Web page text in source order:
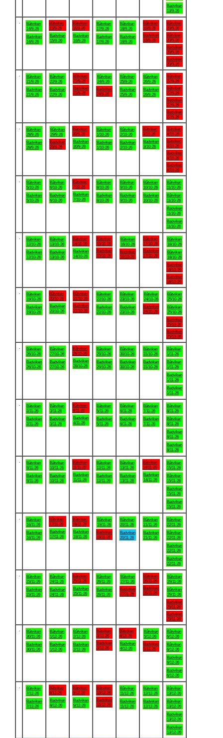
Badviken
13/9-26
Båtviken
14/9-26
Badviken
14/9-26
Båtviken
15/9-26
Badviken
15/9-26
Båtviken
16/9-26
Badviken
16/9-26
Båtviken
17/9-26
Badviken
17/9-26
Båtviken
18/9-26
Badviken
18/9-26
Båtviken
19/9-26
Badviken
19/9-26
Båtviken
20/9-26
Båtviken
20/9-26
Badviken
20/9-26
Badviken
20/9-26
Båtviken
21/9-26
Badviken
21/9-26
Båtviken
22/9-26
Badviken
22/9-26
Båtviken
23/9-26
Badviken
23/9-26
Båtviken
24/9-26
Badviken
24/9-26
Båtviken
25/9-26
Badviken
25/9-26
Båtviken
26/9-26
Badviken
26/9-26
Båtviken
27/9-26
Båtviken
27/9-26
Badviken
27/9-26
Badviken
27/9-26
Båtviken
28/9-26
Badviken
28/9-26
Båtviken
29/9-26
Badviken
29/9-26
Båtviken
30/9-26
Badviken
30/9-26
Båtviken
1/10-26
Badviken
1/10-26
Båtviken
2/10-26
Badviken
2/10-26
Båtviken
3/10-26
Badviken
3/10-26
Båtviken
4/10-26
Båtviken
4/10-26
Badviken
4/10-26
Badviken
4/10-26
Båtviken
5/10-26
Badviken
5/10-26
Båtviken
6/10-26
Badviken
6/10-26
Båtviken
7/10-26
Badviken
7/10-26
Båtviken
8/10-26
Badviken
8/10-26
Båtviken
9/10-26
Badviken
9/10-26
Båtviken
10/10-26
Badviken
10/10-26
Båtviken
11/10-26
Båtviken
11/10-26
Badviken
11/10-26
Badviken
11/10-26
Båtviken
12/10-26
Badviken
12/10-26
Båtviken
13/10-26
Badviken
13/10-26
Båtviken
14/10-26
Badviken
14/10-26
Båtviken
15/10-26
Badviken
15/10-26
Båtviken
16/10-26
Badviken
16/10-26
Båtviken
17/10-26
Badviken
17/10-26
Båtviken
18/10-26
Båtviken
18/10-26
Badviken
18/10-26
Badviken
18/10-26
Båtviken
19/10-26
Badviken
19/10-26
Båtviken
20/10-26
Badviken
20/10-26
Båtviken
21/10-26
Badviken
21/10-26
Båtviken
22/10-26
Badviken
22/10-26
Båtviken
23/10-26
Badviken
23/10-26
Båtviken
24/10-26
Badviken
24/10-26
Båtviken
25/10-26
Båtviken
25/10-26
Badviken
25/10-26
Badviken
25/10-26
Båtviken
26/10-26
Badviken
26/10-26
Båtviken
27/10-26
Badviken
27/10-26
Båtviken
28/10-26
Badviken
28/10-26
Båtviken
29/10-26
Badviken
29/10-26
Båtviken
30/10-26
Badviken
30/10-26
Båtviken
31/10-26
Badviken
31/10-26
Båtviken
1/11-26
Båtviken
1/11-26
Badviken
1/11-26
Badviken
1/11-26
Båtviken
2/11-26
Badviken
2/11-26
Båtviken
3/11-26
Badviken
3/11-26
Båtviken
4/11-26
Badviken
4/11-26
Båtviken
5/11-26
Badviken
5/11-26
Båtviken
6/11-26
Badviken
6/11-26
Båtviken
7/11-26
Badviken
7/11-26
Båtviken
8/11-26
Båtviken
8/11-26
Badviken
8/11-26
Badviken
8/11-26
Båtviken
9/11-26
Badviken
9/11-26
Båtviken
10/11-26
Badviken
10/11-26
Båtviken
11/11-26
Badviken
11/11-26
Båtviken
12/11-26
Badviken
12/11-26
Båtviken
13/11-26
Badviken
13/11-26
Båtviken
14/11-26
Badviken
14/11-26
Båtviken
15/11-26
Båtviken
15/11-26
Badviken
15/11-26
Badviken
15/11-26
Båtviken
16/11-26
Badviken
16/11-26
Båtviken
17/11-26
Badviken
17/11-26
Båtviken
18/11-26
Badviken
18/11-26
Båtviken
19/11-26
Badviken
19/11-26
Båtviken
20/11-26
Badviken
20/11-26
Båtviken
21/11-26
Badviken
21/11-26
Båtviken
22/11-26
Båtviken
22/11-26
Badviken
22/11-26
Badviken
22/11-26
Båtviken
23/11-26
Badviken
23/11-26
Båtviken
24/11-26
Badviken
24/11-26
Båtviken
25/11-26
Badviken
25/11-26
Båtviken
26/11-26
Badviken
26/11-26
Båtviken
27/11-26
Badviken
27/11-26
Båtviken
28/11-26
Badviken
28/11-26
Båtviken
29/11-26
Båtviken
29/11-26
Badviken
29/11-26
Badviken
29/11-26
Båtviken
30/11-26
Badviken
30/11-26
Båtviken
1/12-26
Badviken
1/12-26
Båtviken
2/12-26
Badviken
2/12-26
Båtviken
3/12-26
Badviken
3/12-26
Båtviken
4/12-26
Badviken
4/12-26
Båtviken
5/12-26
Badviken
5/12-26
Båtviken
6/12-26
Båtviken
6/12-26
Badviken
6/12-26
Badviken
6/12-26
Båtviken
7/12-26
Badviken
7/12-26
Båtviken
8/12-26
Badviken
8/12-26
Båtviken
9/12-26
Badviken
9/12-26
Båtviken
10/12-26
Badviken
10/12-26
Båtviken
11/12-26
Badviken
11/12-26
Båtviken
12/12-26
Badviken
12/12-26
Båtviken
13/12-26
Båtviken
13/12-26
Badviken
13/12-26
Badviken
13/12-26